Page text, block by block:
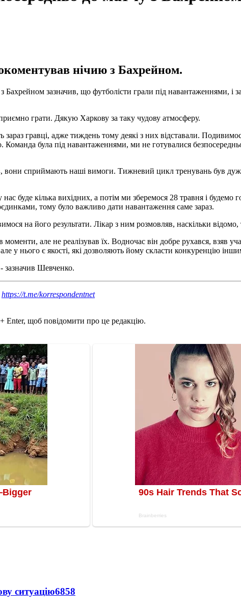
нічию з Бахрейном.
зазначив, що футболісти грали під навантаженнями, і
грати. Дякую Харкову за таку чудову атмосферу.
гравці, адже тиждень тому деякі з них відставали.
була під навантаженнями, ми не готувалися
вони сприймають наші вимоги. Тижневий цикл тренувань був
буде кілька вихідних, а потім ми зберемося 28 травня і будемо
тому було важливо дати навантаження саме зараз.
на його результати. Лікар з ним розмовляв, наскільки відомо,
але не реалізував їх. Водночас він добре рухався, взяв
у нього є якості, які дозволяють йому скласти конкуренцію
зазначив Шевченко.
https://t.me/korrespondentnet
Enter, щоб повідомити про це редакцію.
ситуацію6858